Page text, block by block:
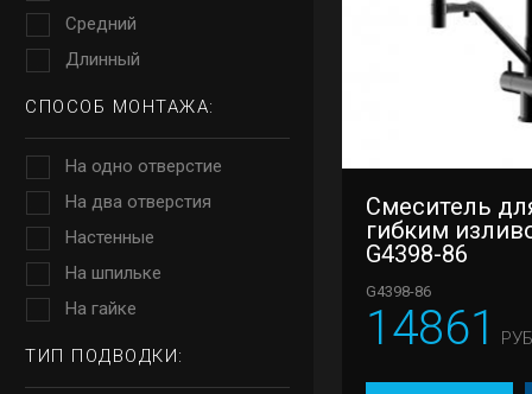
Средний
Длинный
СПОСОБ МОНТАЖА:
На одно отверстие
На два отверстия
Настенные
На шпильке
На гайке
ТИП ПОДВОДКИ:
Смеситель
гибким
G4398-86
G4398-86
14861